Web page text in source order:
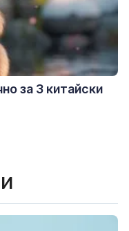
за 3 китайски